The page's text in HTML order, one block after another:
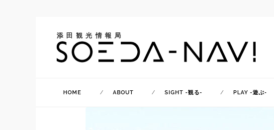
添田観光情報局
HOME ABOUT SIGHT ‐観る‐ PLAY ‐遊ぶ‐